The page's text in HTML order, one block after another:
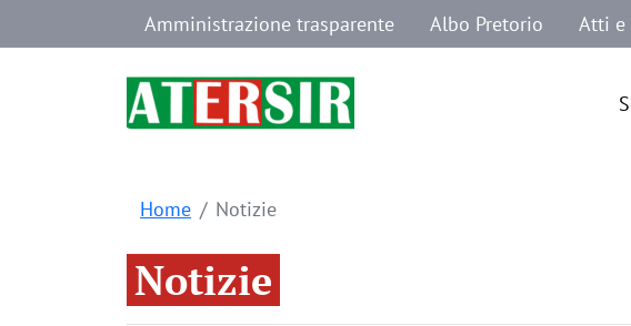
Salta al contenuto principaleNavigazione secondaria
Amministrazione trasparente Albo Pretorio Atti e
Home Notizie
Notizie